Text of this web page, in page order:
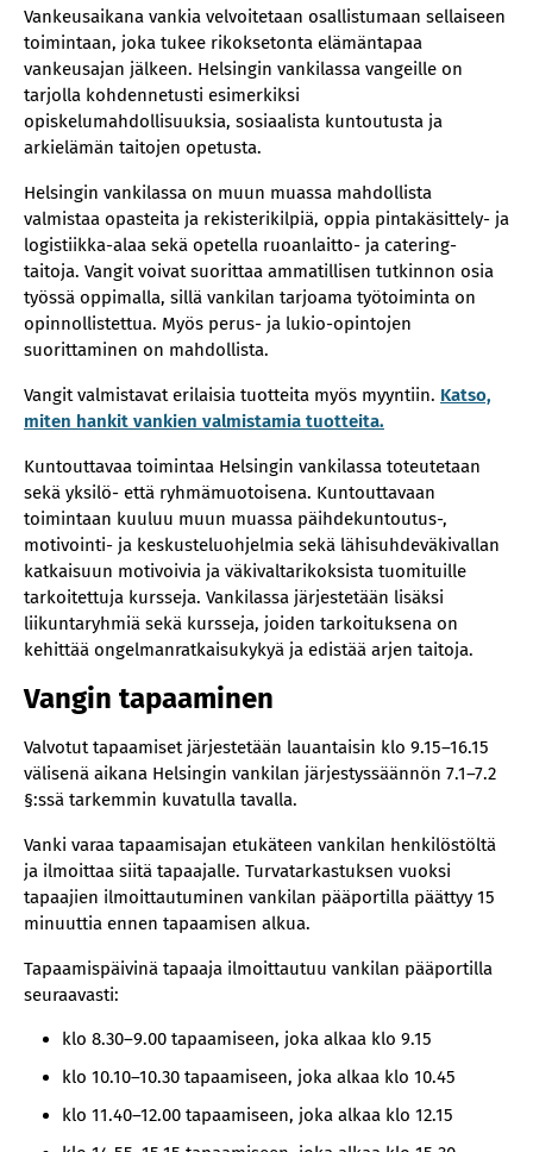
Vankeusaikana vankia velvoitetaan osallistumaan sellaiseen
toimintaan, joka tukee rikoksetonta elämäntapaa
vankeusajan jälkeen. Helsingin vankilassa vangeille on
tarjolla kohdennetusti esimerkiksi
opiskelumahdollisuuksia, sosiaalista kuntoutusta ja
arkielämän taitojen opetusta.
Helsingin vankilassa on muun muassa mahdollista
valmistaa opasteita ja rekisterikilpiä, oppia pintakäsittely- ja
logistiikka-alaa sekä opetella ruoanlaitto- ja catering-
taitoja. Vangit voivat suorittaa ammatillisen tutkinnon osia
työssä oppimalla, sillä vankilan tarjoama työtoiminta on
opinnollistettua. Myös perus- ja lukio-opintojen
suorittaminen on mahdollista.
Vangit valmistavat erilaisia tuotteita myös myyntiin. Katso,
miten hankit vankien valmistamia tuotteita.
Kuntouttavaa toimintaa Helsingin vankilassa toteutetaan
sekä yksilö- että ryhmämuotoisena. Kuntouttavaan
toimintaan kuuluu muun muassa päihdekuntoutus-,
motivointi- ja keskusteluohjelmia sekä lähisuhdeväkivallan
katkaisuun motivoivia ja väkivaltarikoksista tuomituille
tarkoitettuja kursseja. Vankilassa järjestetään lisäksi
liikuntaryhmiä sekä kursseja, joiden tarkoituksena on
kehittää ongelmanratkaisukykyä ja edistää arjen taitoja.
Vangin tapaaminen
Valvotut tapaamiset järjestetään lauantaisin klo 9.15–16.15
välisenä aikana Helsingin vankilan järjestyssäännön 7.1–7.2
§:ssä tarkemmin kuvatulla tavalla.
Vanki varaa tapaamisajan etukäteen vankilan henkilöstöltä
ja ilmoittaa siitä tapaajalle. Turvatarkastuksen vuoksi
tapaajien ilmoittautuminen vankilan pääportilla päättyy 15
minuuttia ennen tapaamisen alkua.
Tapaamispäivinä tapaaja ilmoittautuu vankilan pääportilla
seuraavasti:
klo 8.30–9.00 tapaamiseen, joka alkaa klo 9.15
klo 10.10–10.30 tapaamiseen, joka alkaa klo 10.45
klo 11.40–12.00 tapaamiseen, joka alkaa klo 12.15